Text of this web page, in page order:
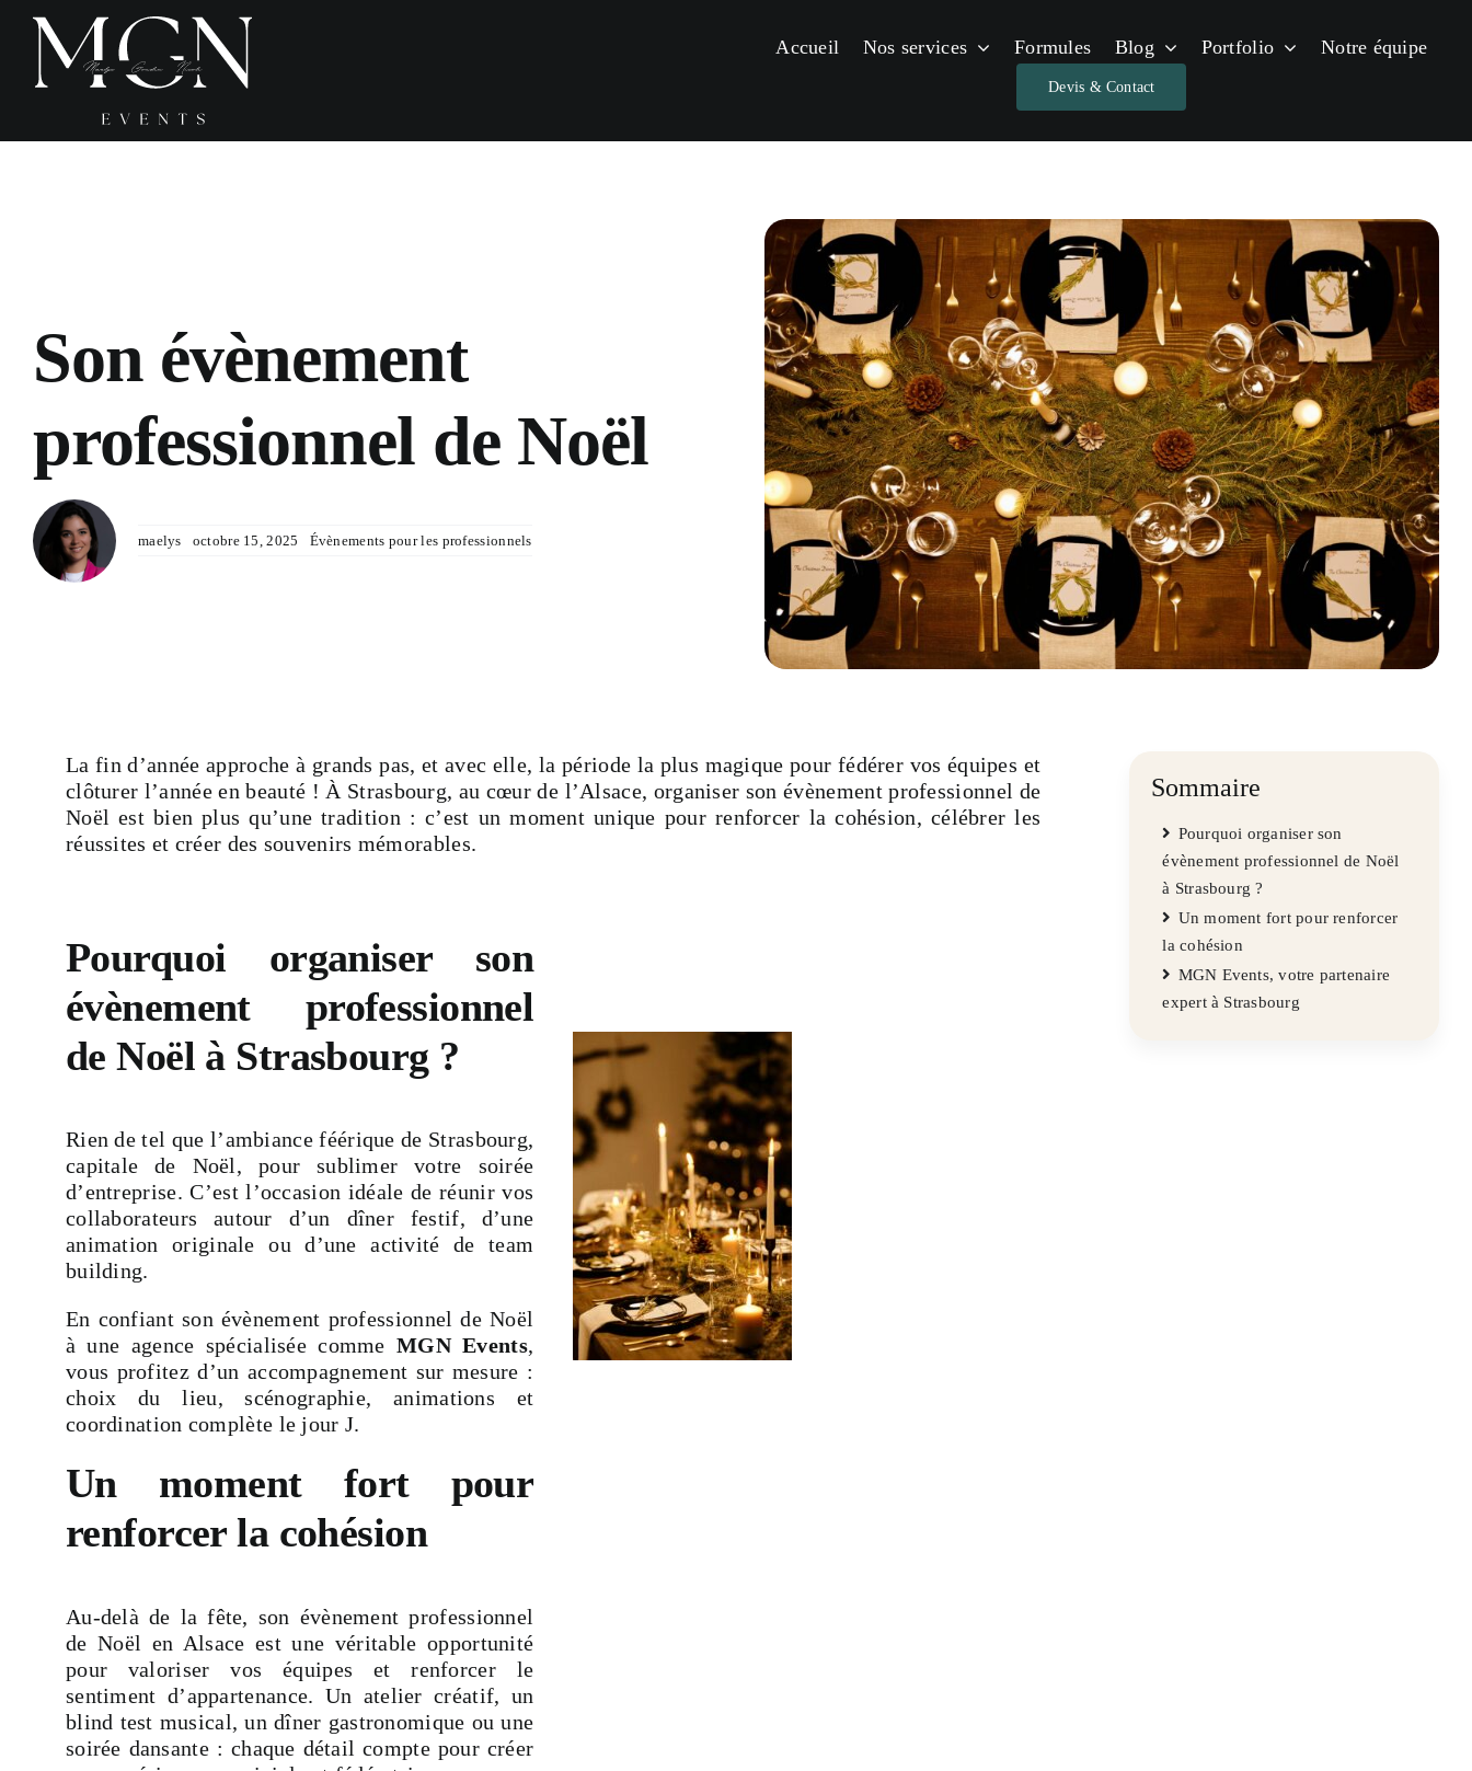
Passer
contenu
Accueil Nos services Formules Blog Portfolio Notre équipe
Devis & Contact
Son évènement
professionnel de Noël
maelys octobre 15, 2025 Évènements pour les professionnels
La fin d’année approche à grands pas, et avec elle, la période la plus magique pour fédérer vos équipes et
clôturer l’année en beauté ! À Strasbourg, au cœur de l’Alsace, organiser son évènement professionnel de
Noël est bien plus qu’une tradition : c’est un moment unique pour renforcer la cohésion, célébrer les
réussites et créer des souvenirs mémorables.
Pourquoi organiser son
évènement professionnel
de Noël à Strasbourg ?
Rien de tel que l’ambiance féérique de Strasbourg,
capitale de Noël, pour sublimer votre soirée
d’entreprise. C’est l’occasion idéale de réunir vos
collaborateurs autour d’un dîner festif, d’une
animation originale ou d’une activité de team
building.
En confiant son évènement professionnel de Noël
à une agence spécialisée commeMGN Events,
vous profitez d’un accompagnement sur mesure :
choix du lieu, scénographie, animations et
coordination complète le jour J.
Un moment fort pour
renforcer la cohésion
Au-delà de la fête, son évènement professionnel
de Noël en Alsace est une véritable opportunité
pour valoriser vos équipes et renforcer le
sentiment d’appartenance. Un atelier créatif, un
blind test musical, un dîner gastronomique ou une
soirée dansante : chaque détail compte pour créer
Sommaire
Pourquoi organiser son
évènement professionnel de Noël
à Strasbourg ?
Un moment fort pour renforcer
la cohésion
MGN Events, votre partenaire
expert à Strasbourg